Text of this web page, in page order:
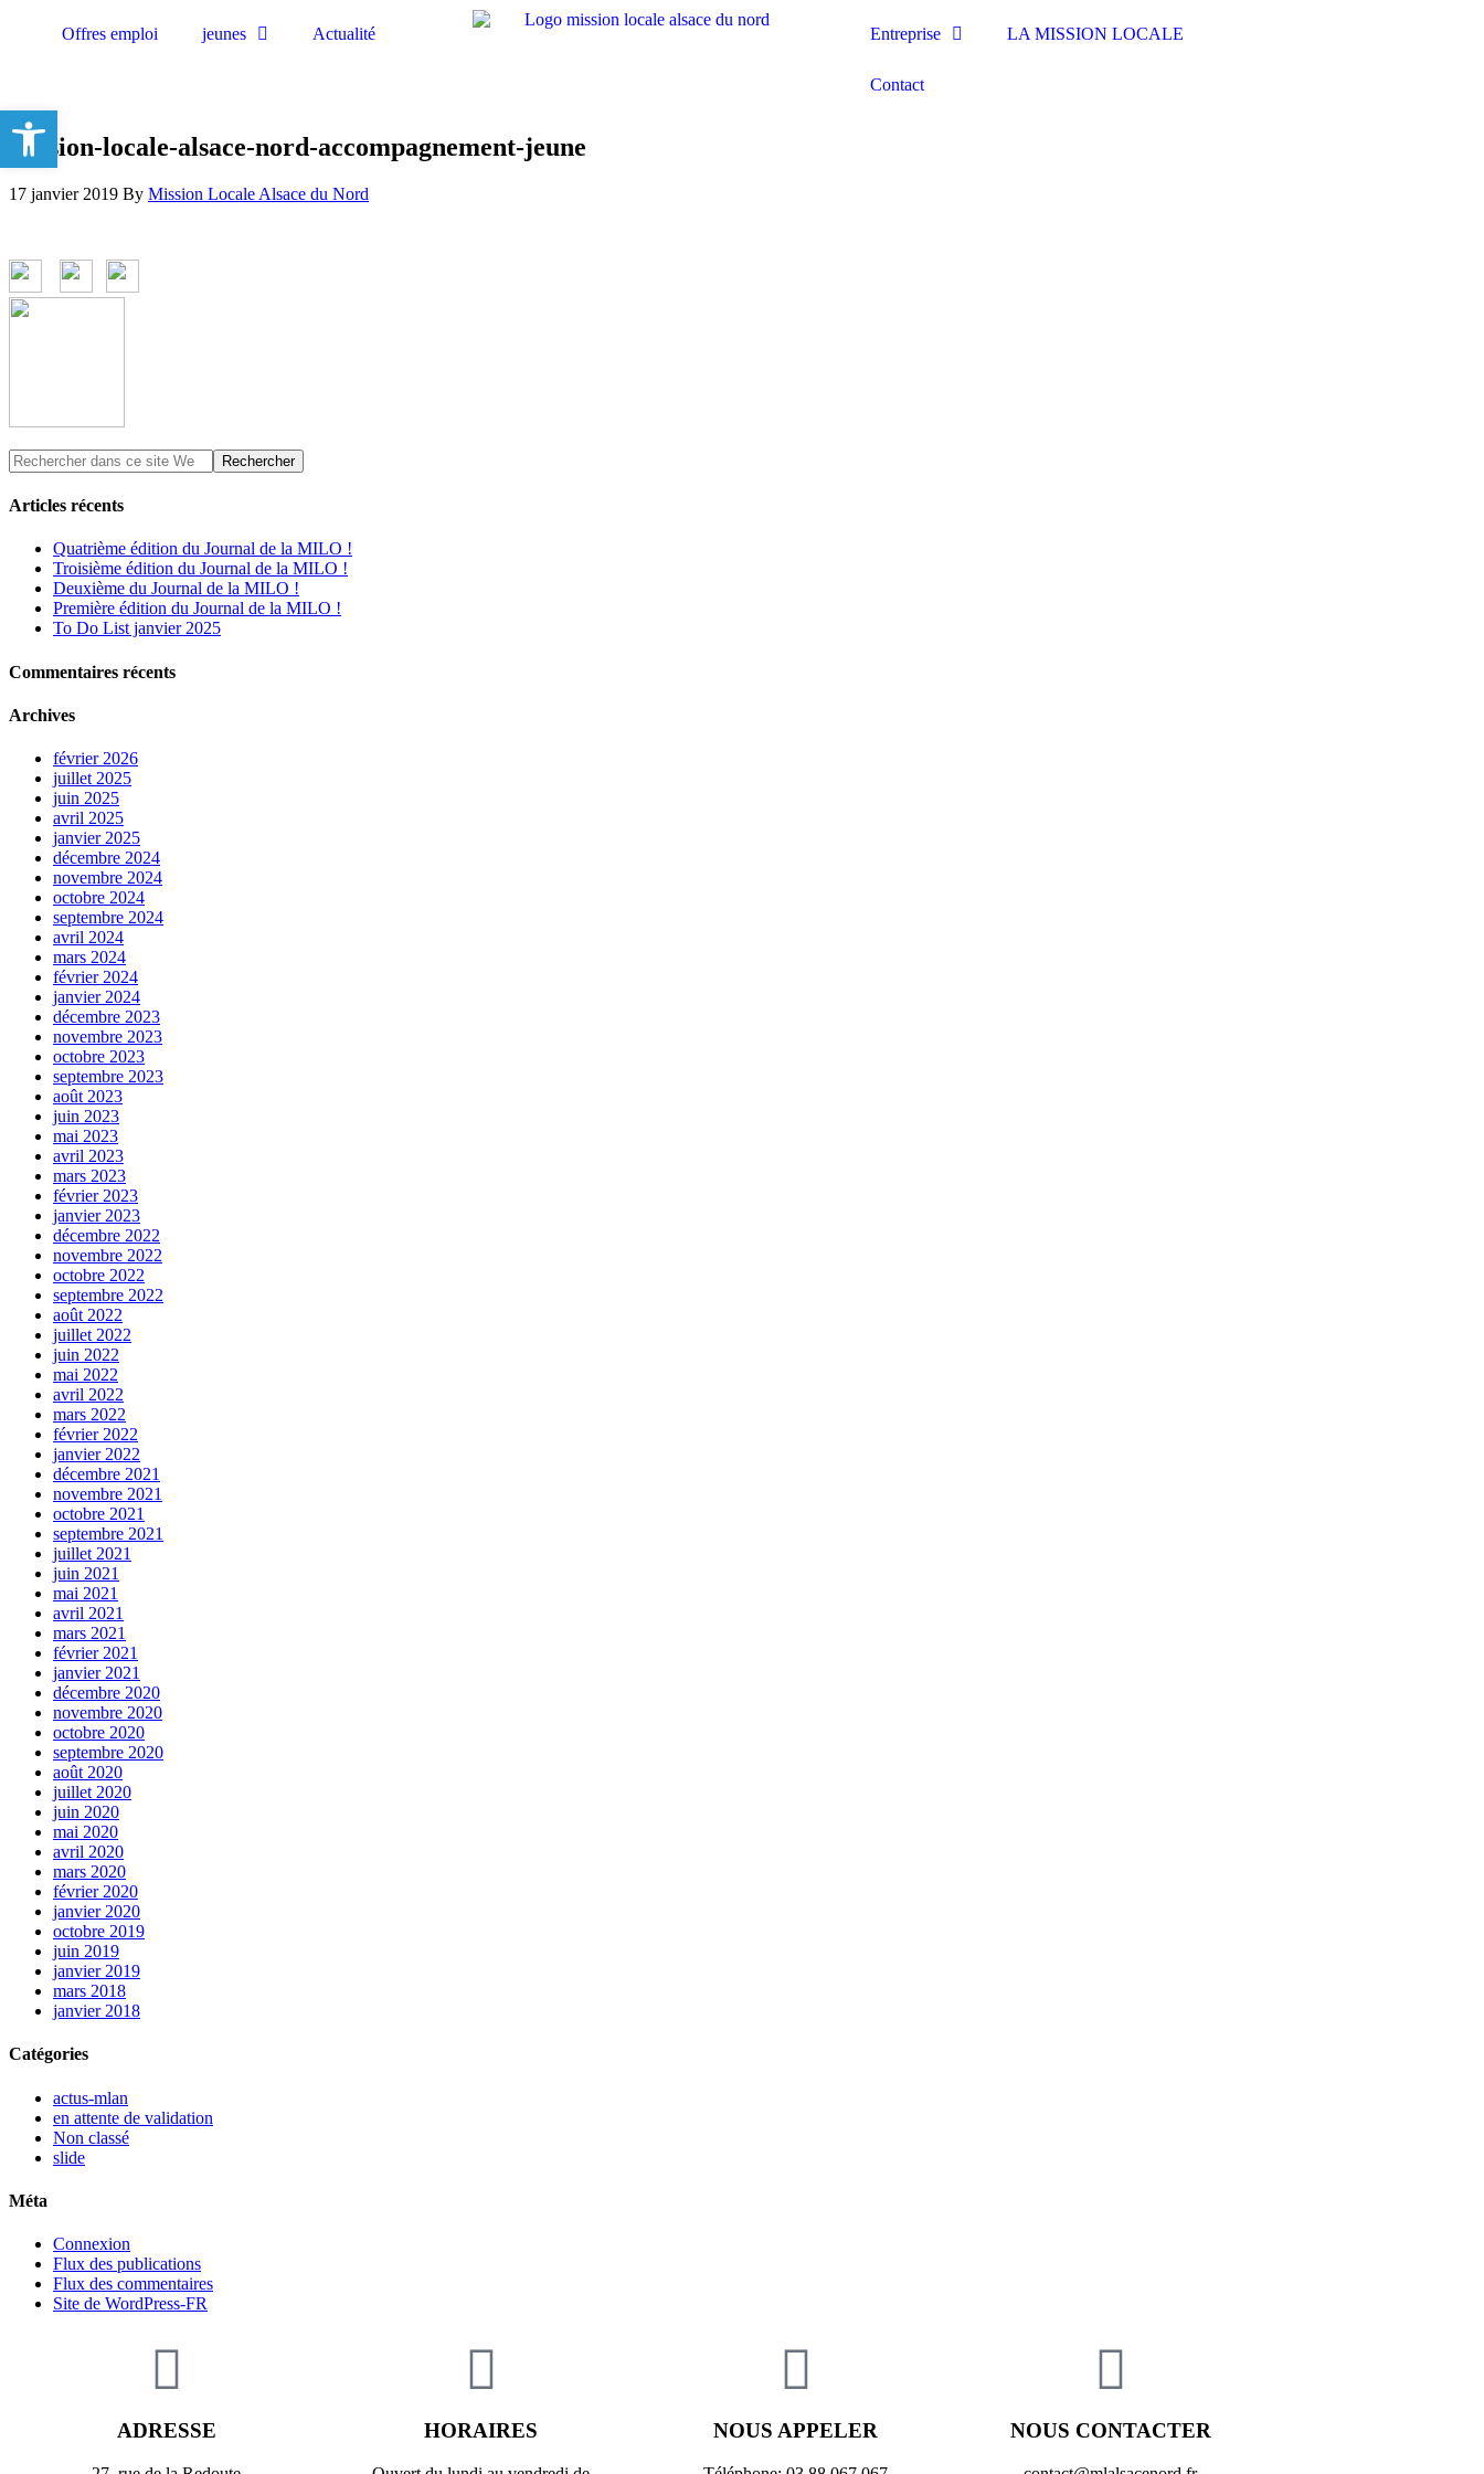
Offres emploi jeunes Actualité Entreprise LA MISSION LOCALE
Contact
mission-locale-alsace-nord-accompagnement-jeune
17 janvier 2019 By Mission Locale Alsace du Nord
Articles récents
Quatrième édition du Journal de la MILO !
Troisième édition du Journal de la MILO !
Deuxième du Journal de la MILO !
Première édition du Journal de la MILO !
To Do List janvier 2025
Commentaires récents
Archives
février 2026
juillet 2025
juin 2025
avril 2025
janvier 2025
décembre 2024
novembre 2024
octobre 2024
septembre 2024
avril 2024
mars 2024
février 2024
janvier 2024
décembre 2023
novembre 2023
octobre 2023
septembre 2023
août 2023
juin 2023
mai 2023
avril 2023
mars 2023
février 2023
janvier 2023
décembre 2022
novembre 2022
octobre 2022
septembre 2022
août 2022
juillet 2022
juin 2022
mai 2022
avril 2022
mars 2022
février 2022
janvier 2022
décembre 2021
novembre 2021
octobre 2021
septembre 2021
juillet 2021
juin 2021
mai 2021
avril 2021
mars 2021
février 2021
janvier 2021
décembre 2020
novembre 2020
octobre 2020
septembre 2020
août 2020
juillet 2020
juin 2020
mai 2020
avril 2020
mars 2020
février 2020
janvier 2020
octobre 2019
juin 2019
janvier 2019
mars 2018
janvier 2018
Catégories
actus-mlan
en attente de validation
Non classé
slide
Méta
Connexion
Flux des publications
Flux des commentaires
Site de WordPress-FR
ADRESSE HORAIRES NOUS APPELER NOUS CONTACTER
Ouvrir la barre d’outils